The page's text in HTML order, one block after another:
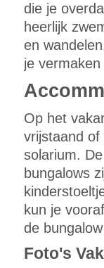
die je
heerlijk
en
je
Op het
vrijstaand of
solarium.
bungalows
kun je
de
Foto's